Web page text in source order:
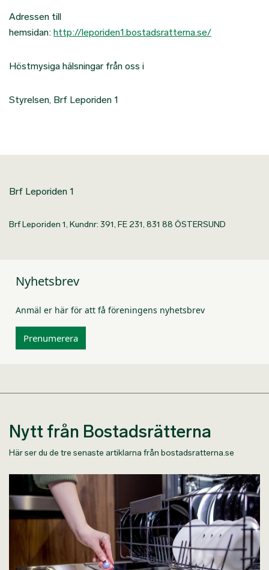
Adressen till
hemsidan: http://leporiden1.bostadsratterna.se/
Höstmysiga hälsningar från oss i
Styrelsen, Brf Leporiden 1
Brf Leporiden 1
Brf Leporiden 1, Kundnr: 391, FE 231, 831 88 ÖSTERSUND
Nyhetsbrev
Anmäl er här för att få föreningens nyhetsbrev
Prenumerera
Nytt från Bostadsrätterna
Här ser du de tre senaste artiklarna från bostadsratterna.se